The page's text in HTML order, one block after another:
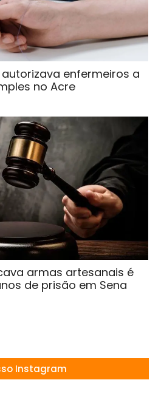
enfermeiros a
no Acre
armas artesanais é
de prisão em Sena
Instagram